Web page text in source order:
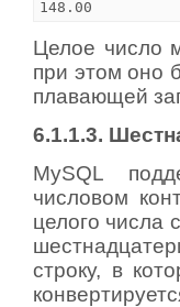
Целое число
при этом оно
плавающей
6.1.1.3.
MySQL
числовом
целого числа
строку, в